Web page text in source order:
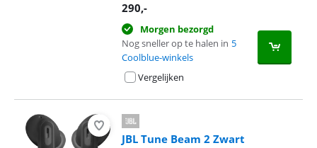
290,-
Morgen bezorgd
Nog sneller op te halen in 5
Coolblue-winkels
Vergelijken
JBL Tune Beam 2 Zwart